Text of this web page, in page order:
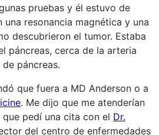
pruebas y él estuvo de
una resonancia magnética y una
descubrieron el tumor. Estaba
páncreas, cerca de la arteria
páncreas.
que fuera a MD Anderson o a
. Me dijo que me atenderían
pedí una cita con el Dr.
del centro de enfermedades